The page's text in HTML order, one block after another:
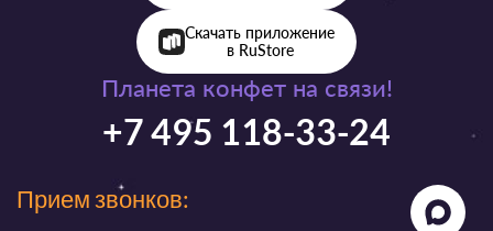
Планета конфет на связи!
+7 495 118-33-24
Прием звонков:
Скачать приложение
в RuStore